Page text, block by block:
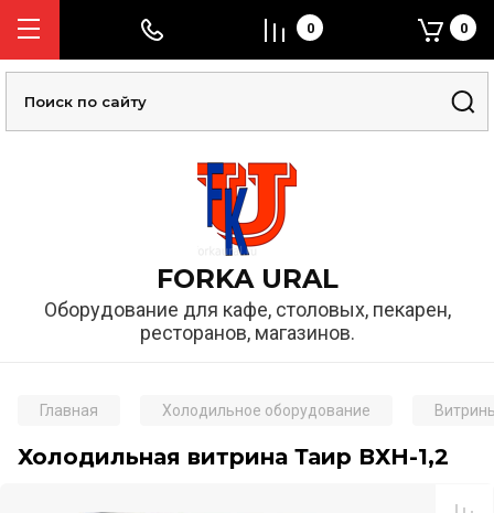
FORKA URAL
Оборудование для кафе, столовых, пекарен,
ресторанов, магазинов.
0 0
Главная Холодильное оборудование
Холодильная витрина Таир ВХН-1,2